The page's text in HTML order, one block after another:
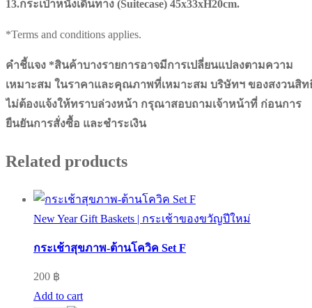
13.กระเป๋าหนังเดินทาง (Suitecase) 45x33xH20cm.
*Terms and conditions applies.
คำชี้แจง *สินค้าบางรายการอาจมีการเปลี่ยนแปลงตามความ
เหมาะสม ในราคาและคุณภาพที่เหมาะสม บริษัทฯ ของสงวนสิท
ไม่ต้องแจ้งให้ทราบล่วงหน้า กรุณาสอบถามเจ้าหน้าที่ ก่อนการ
ยืนยันการสั่งซื้อ และชำระเงิน
Related products
New Year Gift Baskets | กระเช้าของขวัญปีใหม่
กระเช้าสุขภาพ-ต้านโควิค Set F
200 ฿
Add to cart